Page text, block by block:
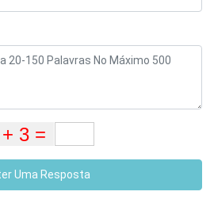
Uma Resposta